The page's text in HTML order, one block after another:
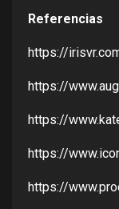
Referencias
https://
https://
https://
https://
https://